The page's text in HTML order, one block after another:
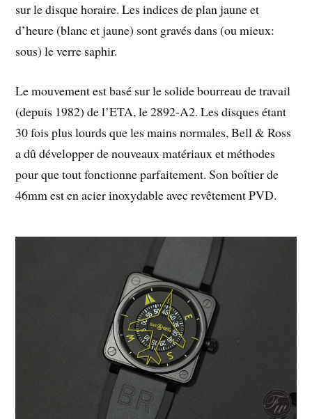
sur le disque horaire. Les indices de plan jaune et
d’heure (blanc et jaune) sont gravés dans (ou mieux:
sous) le verre saphir.
Le mouvement est basé sur le solide bourreau de travail
(depuis 1982) de l’ETA, le 2892-A2. Les disques étant
30 fois plus lourds que les mains normales, Bell & Ross
a dû développer de nouveaux matériaux et méthodes
pour que tout fonctionne parfaitement. Son boîtier de
46mm est en acier inoxydable avec revêtement PVD.